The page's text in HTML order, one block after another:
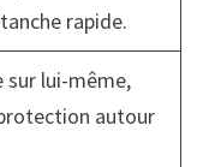
rapide.
sur lui-même,
autour